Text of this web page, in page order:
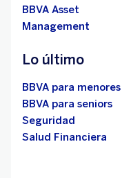
BBVA Asset
Management
Lo último
BBVA para menores
BBVA para seniors
Seguridad
Salud Financiera